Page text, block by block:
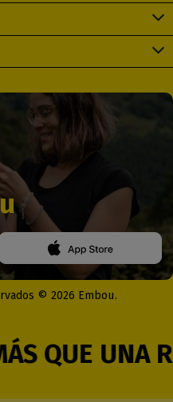
© 2026 Embou.
QUE UNA RED